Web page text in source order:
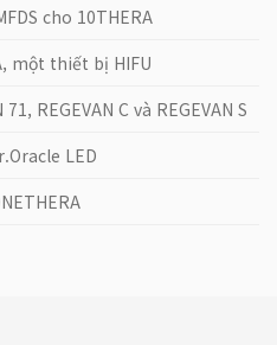
cho 10THERA
một thiết bị HIFU
REGEVAN C và REGEVAN S
LED